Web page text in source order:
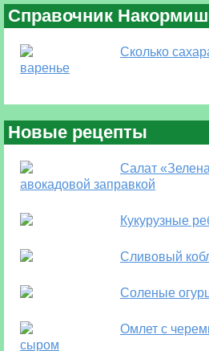
Справочник
Сколько
варенье
Новые рецепты
Салат
авокадовой заправкой
Кукурузные
Сливовый
Соленые
Омлет с
сыром